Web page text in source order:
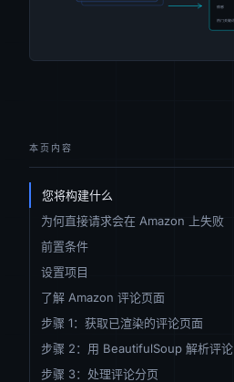
本页内容
您将构建什么
为何直接请求会在 Amazon 上失败
前置条件
设置项目
了解 Amazon 评论页面
步骤 1：获取已渲染的评论页面
步骤 2：用 BeautifulSoup 解析评论
步骤 3：处理评论分页